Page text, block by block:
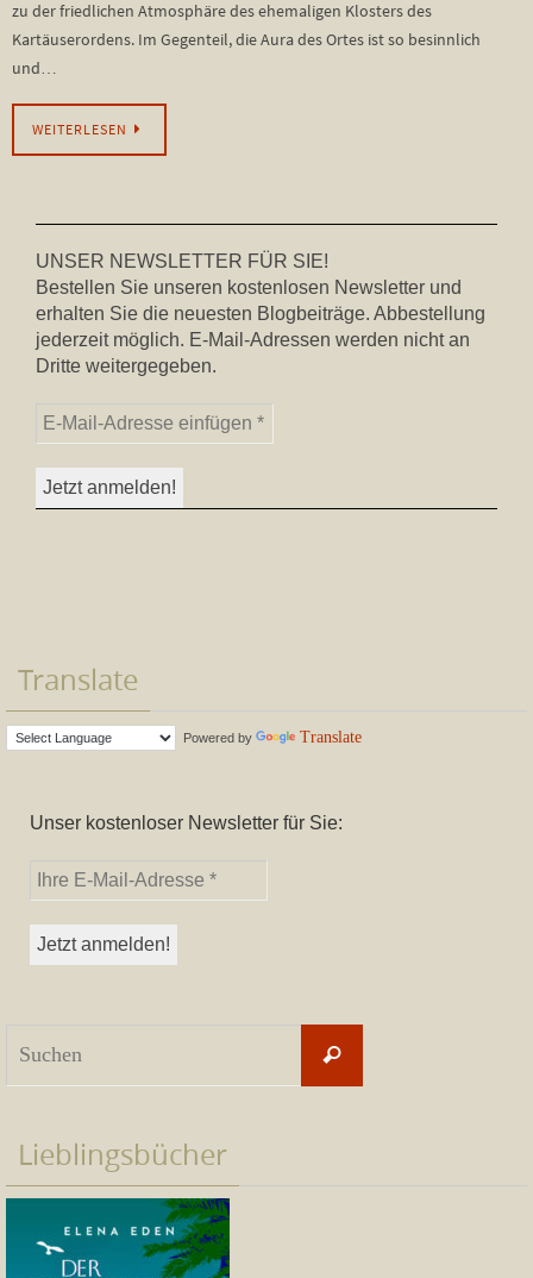
zu der friedlichen Atmosphäre des ehemaligen Klosters des
Kartäuserordens. Im Gegenteil, die Aura des Ortes ist so besinnlich
und…
WEITERLESEN
UNSER NEWSLETTER FÜR SIE!
Bestellen Sie unseren kostenlosen Newsletter und
erhalten Sie die neuesten Blogbeiträge. Abbestellung
jederzeit möglich. E-Mail-Adressen werden nicht an
Dritte weitergegeben.
Translate
Powered by Translate
Unser kostenloser Newsletter für Sie:
Suchen
Lieblingsbücher